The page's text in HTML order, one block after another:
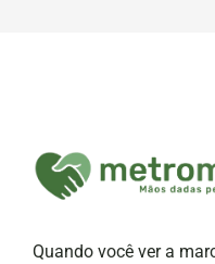
Quando você ver a